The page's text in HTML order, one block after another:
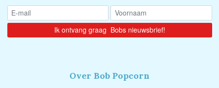
Over Bob Popcorn